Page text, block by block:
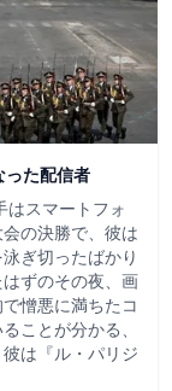
った配信者
はスマートフォ
の決勝で、彼は
ぎ切ったばかり
ずのその夜、画
憎悪に満ちたコ
ことが分かる、
は『ル・パリジ